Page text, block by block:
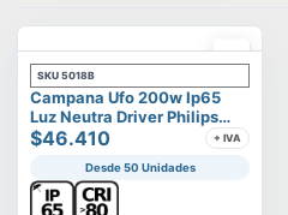
SKU 5018B
Campana Ufo 200w Ip65
Luz Neutra Driver Philips
Modelo Eltanin
$46.410 + IVA
Desde 50 Unidades